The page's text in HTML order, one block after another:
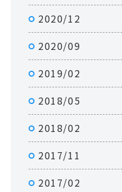
2020/12
2020/09
2019/02
2018/05
2018/02
2017/11
2017/02